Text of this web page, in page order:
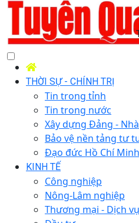
THỜI SỰ - CHÍNH TRỊ
Tin trong tỉnh
Tin trong nước
Xây dựng Đảng -
Bảo vệ nền tảng tư
Đạo đức Hồ Chí Minh
KINH TẾ
Công nghiệp
Nông-Lâm nghiệp
Thương mại - Dịch vụ